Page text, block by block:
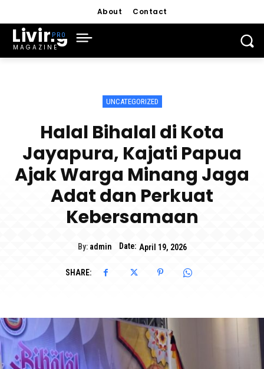
About Contact
Living
MAGAZINE
UNCATEGORIZED
Halal Bihalal di Kota
Jayapura, Kajati Papua
Ajak Warga Minang Jaga
Adat dan Perkuat
Kebersamaan
By: admin Date: April 19, 2026
SHARE: